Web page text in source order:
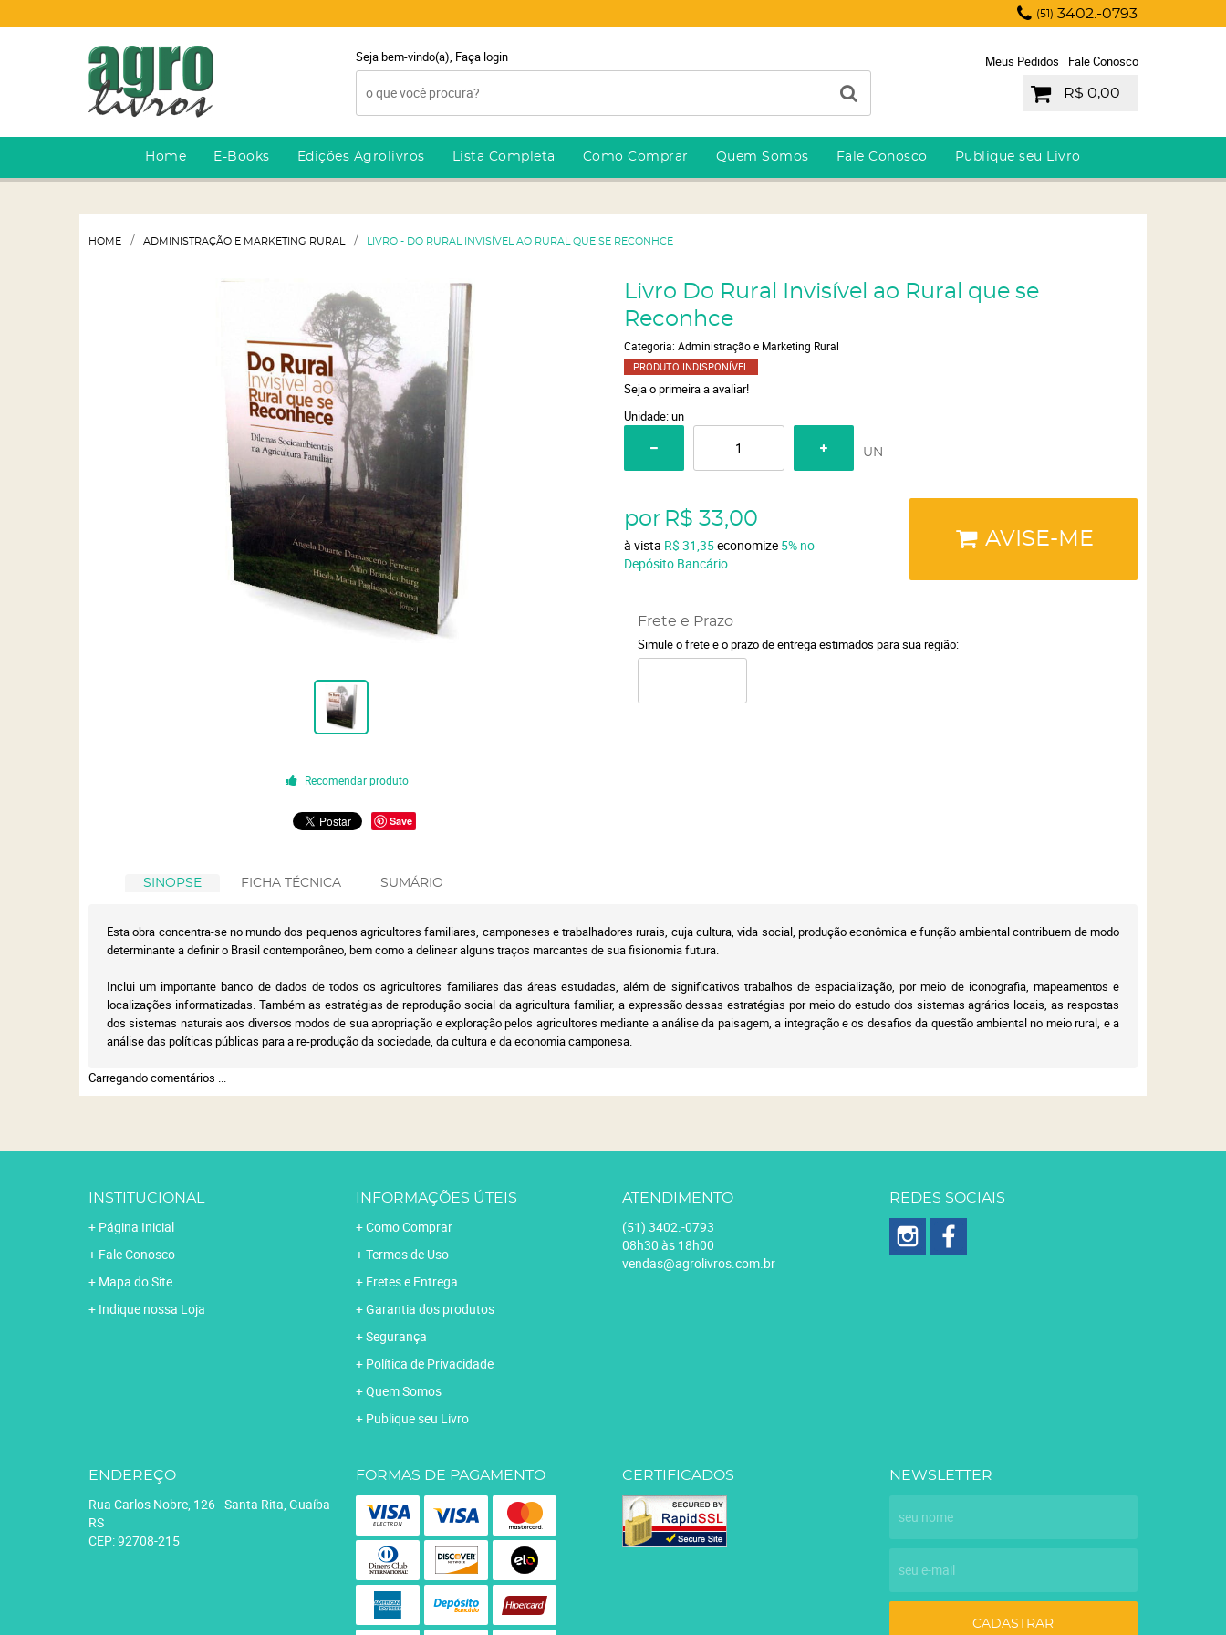
(51) 3402.-0793
Seja bem-vindo(a), Faça login Meus Pedidos Fale Conosco
R$ 0,00
Home E-Books Edições Agrolivros Lista Completa Como Comprar Quem Somos Fale Conosco Publique seu Livro
HOME ADMINISTRAÇÃO E MARKETING RURAL LIVRO - DO RURAL INVISÍVEL AO RURAL QUE SE RECONHCE
Recomendar produto
Save
Livro Do Rural Invisível ao Rural que se
Reconhce
Categoria: Administração e Marketing Rural
PRODUTO INDISPONÍVEL
Seja o primeira a avaliar!
Unidade: un
UN
por R$ 33,00
à vista R$ 31,35economize 5% no
Depósito Bancário
AVISE-ME
Frete e Prazo
Simule o frete e o prazo de entrega estimados para sua região:
SINOPSE FICHA TÉCNICA SUMÁRIO
Esta obra concentra-se no mundo dos pequenos agricultores familiares, camponeses e trabalhadores rurais, cuja cultura, vida social, produção econômica e função ambiental contribuem de modo
determinante a definir o Brasil contemporâneo, bem como a delinear alguns traços marcantes de sua fisionomia futura.
Inclui um importante banco de dados de todos os agricultores familiares das áreas estudadas, além de significativos trabalhos de espacialização, por meio de iconografia, mapeamentos e
localizações informatizadas. Também as estratégias de reprodução social da agricultura familiar, a expressão dessas estratégias por meio do estudo dos sistemas agrários locais, as respostas
dos sistemas naturais aos diversos modos de sua apropriação e exploração pelos agricultores mediante a análise da paisagem, a integração e os desafios da questão ambiental no meio rural, e a
análise das políticas públicas para a re-produção da sociedade, da cultura e da economia camponesa.
Carregando comentários ...
INSTITUCIONAL
Página Inicial
Fale Conosco
Mapa do Site
Indique nossa Loja
INFORMAÇÕES ÚTEIS
Como Comprar
Termos de Uso
Fretes e Entrega
Garantia dos produtos
Segurança
Política de Privacidade
Quem Somos
Publique seu Livro
ATENDIMENTO
(51) 3402.-0793
08h30 às 18h00
vendas@agrolivros.com.br
REDES SOCIAIS
ENDEREÇO
Rua Carlos Nobre, 126-Santa Rita, Guaíba -
RS
CEP: 92708-215
FORMAS DE PAGAMENTO CERTIFICADOS NEWSLETTER
CADASTRAR